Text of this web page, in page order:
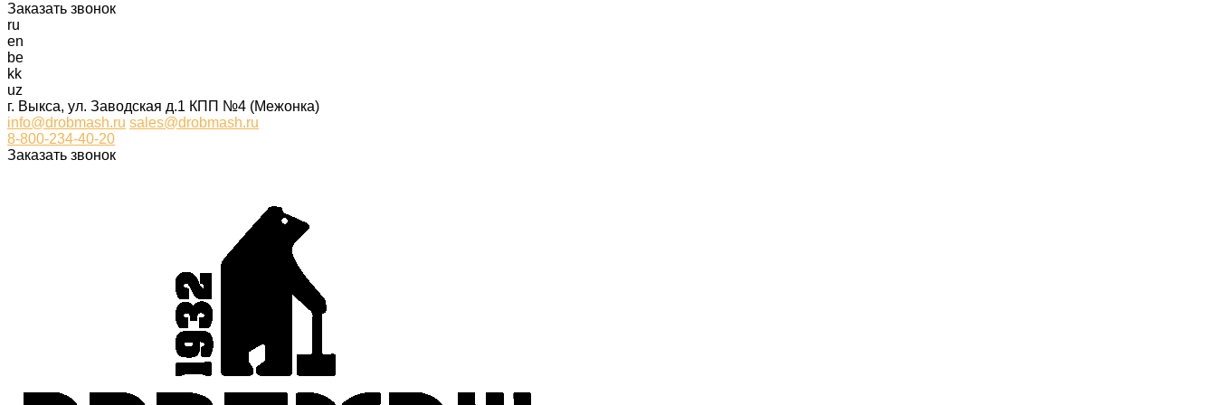
Заказать звонок
ru
en
be
kk
uz
г. Выкса, ул. Заводская д.1 КПП №4 (Межонка)
info@drobmash.ru sales@drobmash.ru
8-800-234-40-20
Заказать звонок